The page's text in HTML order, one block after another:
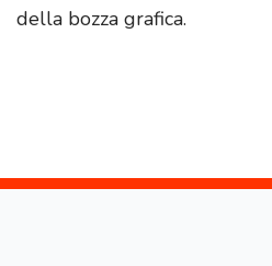
della bozza grafica.